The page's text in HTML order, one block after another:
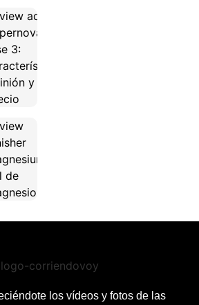
adidas
3:
y
de
los vídeos y fotos de las